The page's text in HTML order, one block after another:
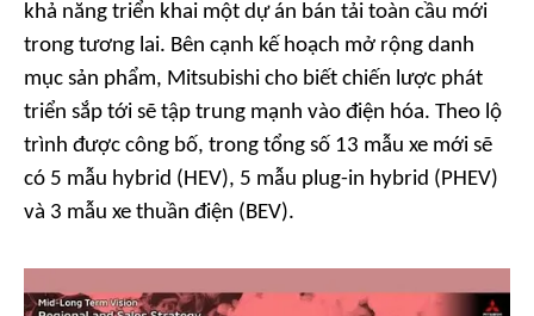
khả năng triển khai một dự án bán tải toàn cầu mới
trong tương lai. Bên cạnh kế hoạch mở rộng danh
mục sản phẩm, Mitsubishi cho biết chiến lược phát
triển sắp tới sẽ tập trung mạnh vào điện hóa. Theo lộ
trình được công bố, trong tổng số 13 mẫu xe mới sẽ
có 5 mẫu hybrid (HEV), 5 mẫu plug-in hybrid (PHEV)
và 3 mẫu xe thuần điện (BEV).